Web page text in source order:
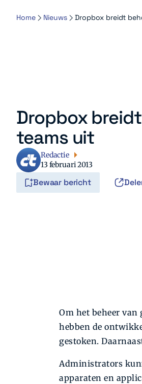
Home Nieuws Dropbox breidt
Dropbox
teams uit
Redactie
13 februari 2013
Bewaar bericht
Om het beheer van
hebben de
gestoken.
Administrators
apparaten en